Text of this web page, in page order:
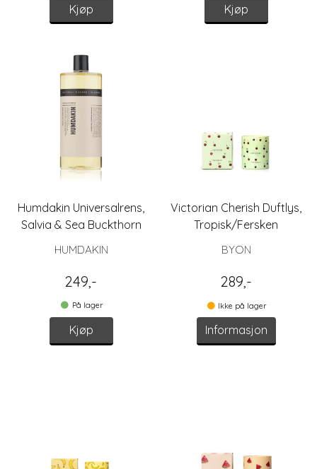
Kjøp Kjøp
Humdakin Universalrens,
Salvia & Sea Buckthorn
HUMDAKIN
249,-
På lager
Kjøp
Victorian Cherish Duftlys,
Tropisk/Fersken
BYON
289,-
Ikke på lager
Informasjon